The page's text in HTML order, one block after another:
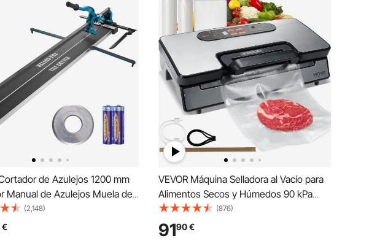
de Azulejos 1200 mm
Manual de Azulejos Muela de
Carburo de Tungsteno
por Infrarrojos Pies
para Instaladores
(2,148)
€
VEVOR Máquina Selladora al Vacío para
Alimentos Secos y Húmedos 90 kPa
Termoselladora 130W Multifuncional
Auto Manual Cortador Integrado 2
Rollos Bolsas Manguera Externa para
(876)
9190€